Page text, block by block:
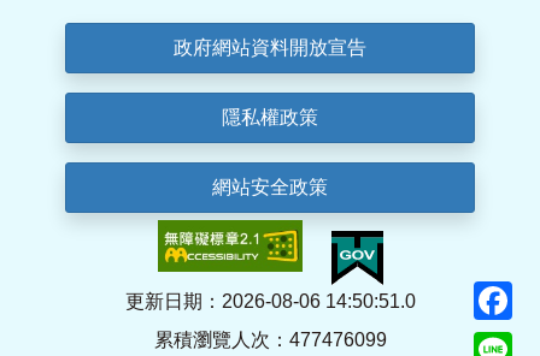
政府網站資料開放宣告
隱私權政策
網站安全政策
更新日期：2026-08-06 14:50:51.0
累積瀏覽人次：477476099